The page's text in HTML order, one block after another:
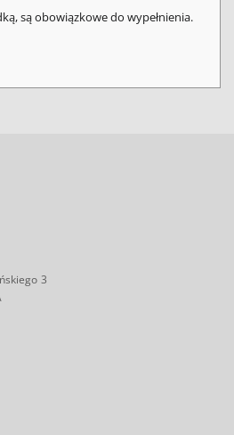
są obowiązkowe do wypełnienia.
3